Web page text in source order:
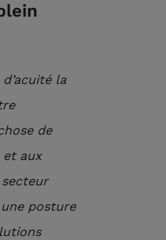
la
de
et aux
posture